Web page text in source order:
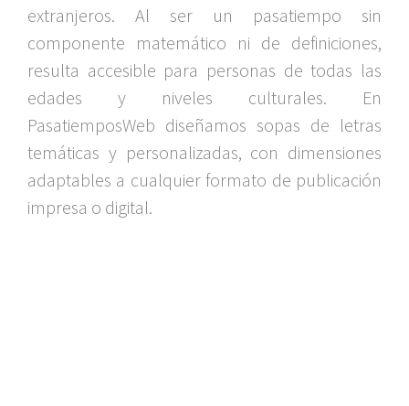
extranjeros. Al ser un pasatiempo sin
componente matemático ni de definiciones,
resulta accesible para personas de todas las
edades y niveles culturales. En
PasatiemposWeb diseñamos sopas de letras
temáticas y personalizadas, con dimensiones
adaptables a cualquier formato de publicación
impresa o digital.